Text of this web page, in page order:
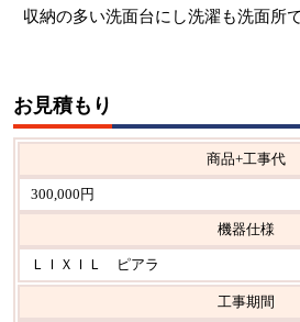
収納の多い洗面台にし洗濯も洗面所
お見積もり
商品+工事代
300,000円
機器仕様
ＬＩＸＩＬ ピアラ
工事期間